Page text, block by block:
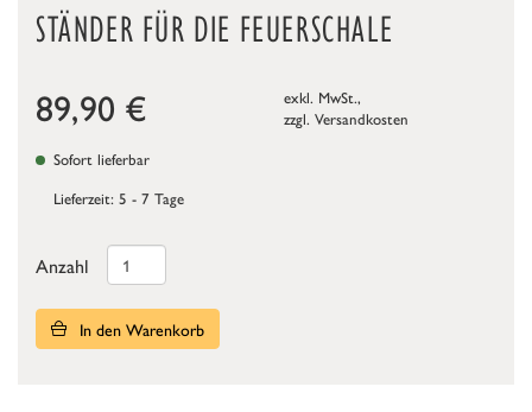
STÄNDER FÜR DIE FEUERSCHALE
89,90 €
exkl. MwSt.,
zzgl. Versandkosten
Sofort lieferbar
Lieferzeit: 5 - 7 Tage
Anzahl
In den Warenkorb